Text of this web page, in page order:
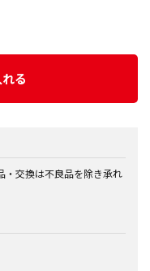
る
・交換は不良品を除き承れ